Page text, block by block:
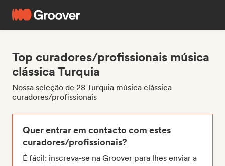
Top curadores/profissionais música
clássica Turquia
Nossa seleção de 28 Turquia música clássica
curadores/profissionais
Quer entrar em contacto com estes
curadores/profissionais?
É fácil: inscreva-se na Groover para lhes enviar a